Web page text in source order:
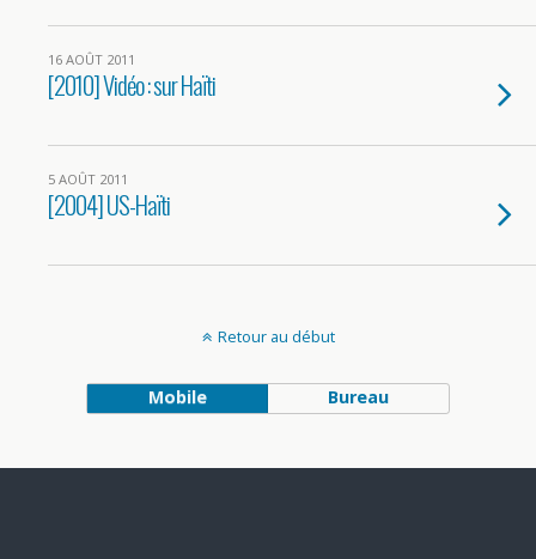
16 AOÛT 2011
[2010] Vidéo : sur Haïti
5 AOÛT 2011
[2004] US-Haïti
Retour au début
Mobile Bureau